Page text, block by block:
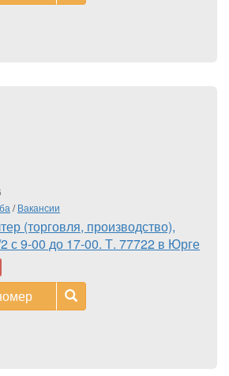
/Вакансии
(торговля, производство),
с 9-00 до 17-00. Т. 77722 в Юрге